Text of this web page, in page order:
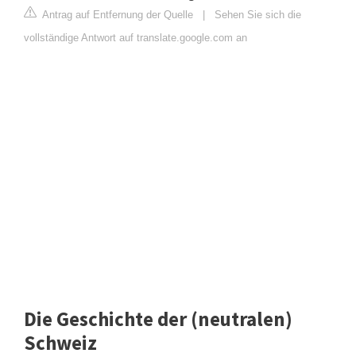
Antrag auf Entfernung der Quelle
Sehen Sie sich die
vollständige Antwort auf translate.google.com an
Die Geschichte der (neutralen)
Schweiz